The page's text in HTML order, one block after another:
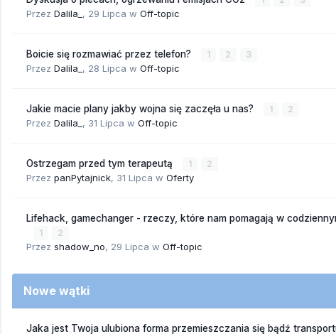
Przez Dalila_ , 29 Lipca w Off-topic
Boicie się rozmawiać przez telefon? 1 2 3
Przez Dalila_ , 28 Lipca w Off-topic
Jakie macie plany jakby wojna się zaczęła u nas? 1 2
Przez Dalila_ , 31 Lipca w Off-topic
Ostrzegam przed tym terapeutą 1 2
Przez panPytajnick, 31 Lipca w Oferty
Lifehack, gamechanger - rzeczy, które nam pomagają w
1 2
Przez shadow_no, 29 Lipca w Off-topic
Nowe wątki
Jaka jest Twoja ulubiona forma przemieszczania się bądź